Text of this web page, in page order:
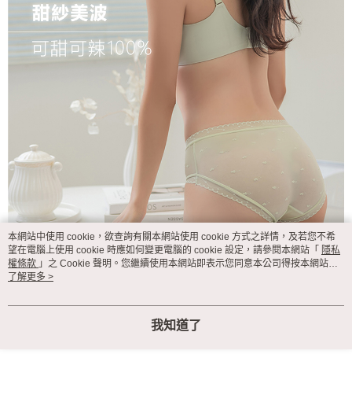
本網站中使用 cookie，欲查詢有關本網站使用 cookie 方式之詳情，及若您不希
望在電腦上使用 cookie 時應如何變更電腦的 cookie 設定，請參閱本網站「 隱私
權條款 」之 Cookie 聲明。您繼續使用本網站即表示您同意本公司得按本網站使
用條款之 Cookie 聲明使用 cookie。
了解更多 >
我知道了